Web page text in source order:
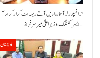
ٹرانسپورٹر آتا روا ویل آتے ریسہ اٹ کرار کرار آ
ایسر کننگک ،وزیرِ اعلیٰ میر سرفراز…
بلوچستان